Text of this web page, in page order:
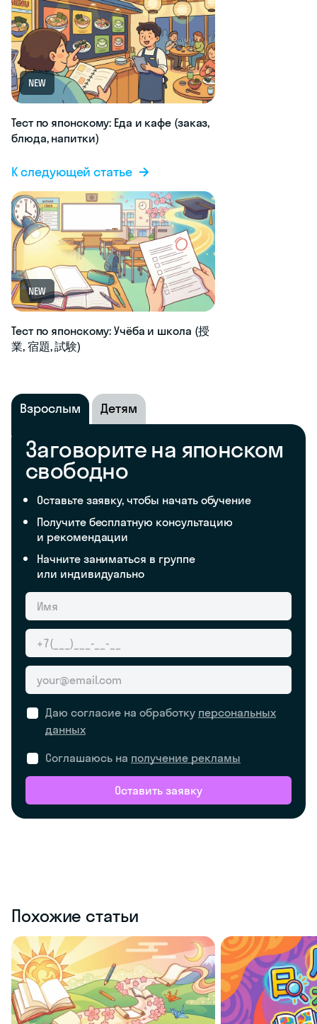
NEW
Тест по японскому: Еда и кафе (заказ,
блюда, напитки)
К следующей статье
NEW
Тест по японскому: Учёба и школа (授
業, 宿題, 試験)
Взрослым Детям
Заговорите на японском
свободно
Оставьте заявку, чтобы начать обучение
Получите бесплатную консультацию
и рекомендации
Начните заниматься в группе
или индивидуально
Даю согласие на обработку персональных
данных
Соглашаюсь на получение рекламы
Оставить заявку
Похожие статьи